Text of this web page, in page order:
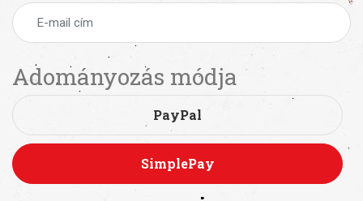
Adományozás módja
PayPal
SimplePay